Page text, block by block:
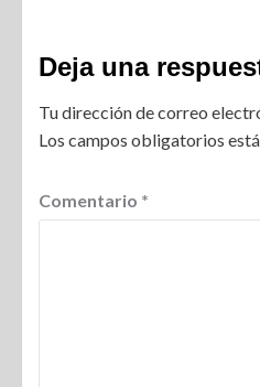
Deja una
Tu dirección de correo
Los campos obligatorios
Comentario *